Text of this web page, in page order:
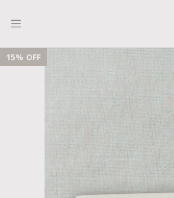
15% OFF